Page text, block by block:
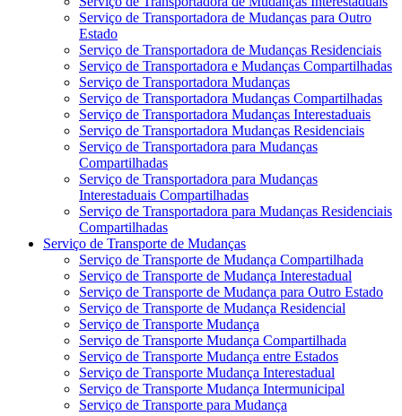
Serviço de Transportadora de Mudanças para Outro
Estado
Serviço de Transportadora de Mudanças Residenciais
Serviço de Transportadora e Mudanças Compartilhadas
Serviço de Transportadora Mudanças
Serviço de Transportadora Mudanças Compartilhadas
Serviço de Transportadora Mudanças Interestaduais
Serviço de Transportadora Mudanças Residenciais
Serviço de Transportadora para Mudanças
Compartilhadas
Serviço de Transportadora para Mudanças
Interestaduais Compartilhadas
Serviço de Transportadora para Mudanças Residenciais
Compartilhadas
Serviço de Transporte de Mudanças
Serviço de Transporte de Mudança Compartilhada
Serviço de Transporte de Mudança Interestadual
Serviço de Transporte de Mudança para Outro Estado
Serviço de Transporte de Mudança Residencial
Serviço de Transporte Mudança
Serviço de Transporte Mudança Compartilhada
Serviço de Transporte Mudança entre Estados
Serviço de Transporte Mudança Interestadual
Serviço de Transporte Mudança Intermunicipal
Serviço de Transporte para Mudança